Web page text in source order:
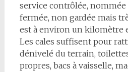
service contrôlée, nommée
fermée, non gardée mais
est à environ un kilomètre
Les cales suffisent pour
dénivelé du terrain,
propres, bacs à vaisselle,